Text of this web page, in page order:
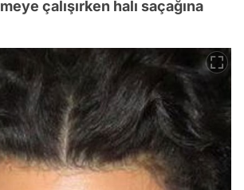
çalışırken halı saçağına